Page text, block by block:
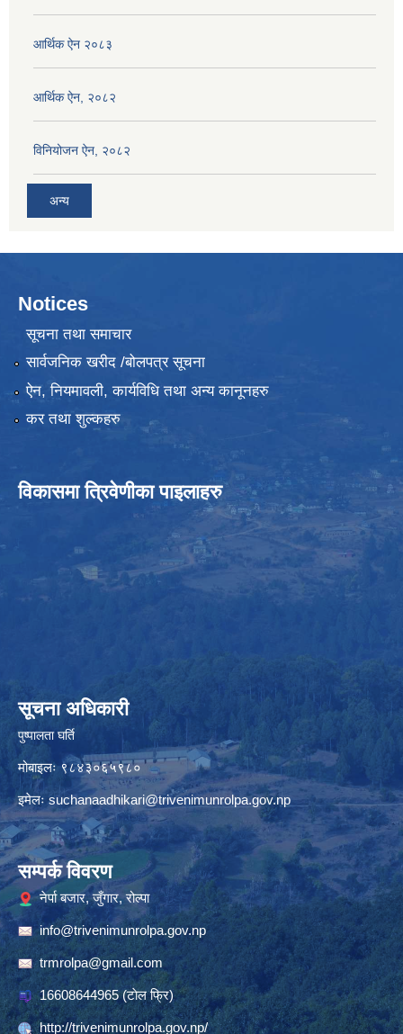
आर्थिक ऐन २०८३
आर्थिक ऐन, २०८२
विनियोजन ऐन, २०८२
अन्य
Notices
सूचना तथा समाचार
सार्वजनिक खरीद /बोलपत्र सूचना
ऐन, नियमावली, कार्यविधि तथा अन्य कानूनहरु
कर तथा शुल्कहरु
विकासमा त्रिवेणीका पाइलाहरु
सूचना अधिकारी
पुष्पालता घर्ति
मोबाइलः ९८४३०६५९८०
इमेलःsuchanaadhikari@trivenimunrolpa.gov.np
सम्पर्क विवरण
नेर्पा बजार, जुँगार, रोल्पा
info@trivenimunrolpa.gov.np
trmrolpa@gmail.com
16608644965(टाेल फ्रि)
http://trivenimunrolpa.gov.np/